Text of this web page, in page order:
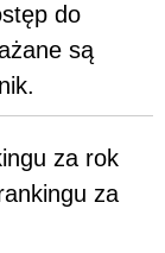
do
są
za rok
za